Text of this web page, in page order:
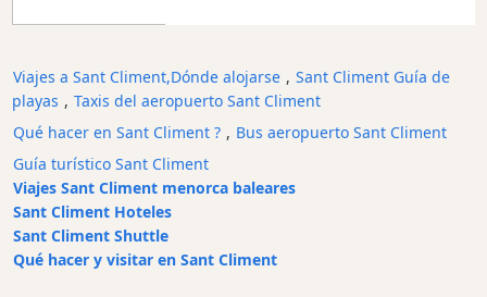
deportivo
turística
Mirador
Empresa
Tour
y
Excursione
Viajes a Sant Climent,Dónde alojarse , Sant Climent Guía de
playas , Taxis del aeropuerto Sant Climent
Qué hacer en Sant Climent ? , Bus aeropuerto Sant Climent
Guía turístico Sant Climent
Viajes Sant Climent menorca baleares
Sant Climent Hoteles
Sant Climent Shuttle
Qué hacer y visitar en Sant Climent